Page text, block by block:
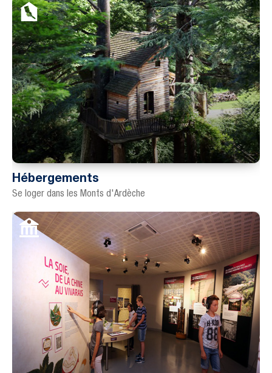
Hébergements
Se loger dans les Monts d'Ardèche